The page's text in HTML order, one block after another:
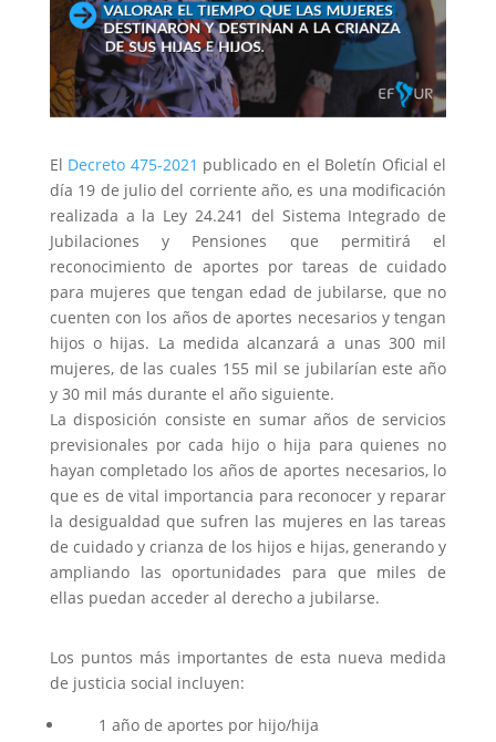
El Decreto 475-2021 publicado en el Boletín Oficial el
día 19 de julio del corriente año, es una modificación
realizada a la Ley 24.241 del Sistema Integrado de
Jubilaciones y Pensiones que permitirá el
reconocimiento de aportes por tareas de cuidado
para mujeres que tengan edad de jubilarse, que no
cuenten con los años de aportes necesarios y tengan
hijos o hijas. La medida alcanzará a unas 300 mil
mujeres, de las cuales 155 mil se jubilarían este año
y 30 mil más durante el año siguiente.
La disposición consiste en sumar años de servicios
previsionales por cada hijo o hija para quienes no
hayan completado los años de aportes necesarios, lo
que es de vital importancia para reconocer y reparar
la desigualdad que sufren las mujeres en las tareas
de cuidado y crianza de los hijos e hijas, generando y
ampliando las oportunidades para que miles de
ellas puedan acceder al derecho a jubilarse.
Los puntos más importantes de esta nueva medida
de justicia social incluyen:
1 año de aportes por hijo/hija